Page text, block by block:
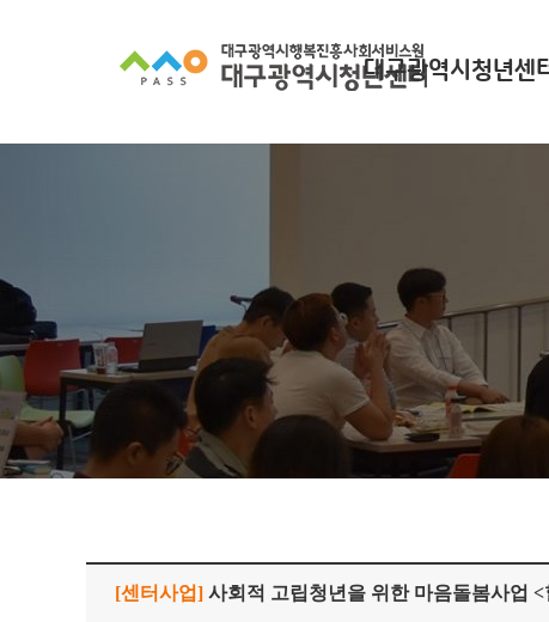
대구광역시청년센
[센터사업] 사회적 고립청년을 위한 마음돌봄사업